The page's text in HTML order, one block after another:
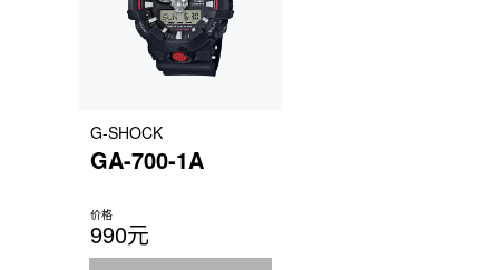
G-SHOCK
GA-700-1A
价格
990元